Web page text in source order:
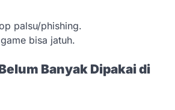
palsu/phishing.
bisa jatuh.
Banyak Dipakai di